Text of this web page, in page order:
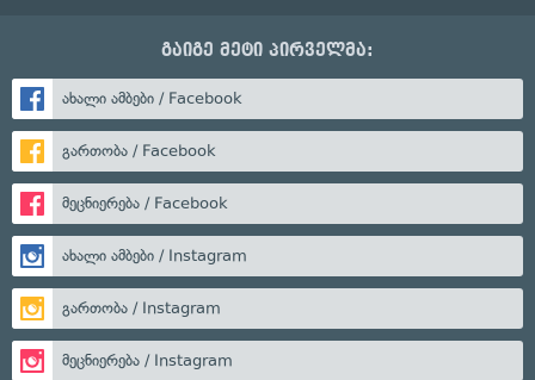
გაიგე მეტი პირველმა:
ახალი ამბები / Facebook
გართობა / Facebook
მეცნიერება / Facebook
ახალი ამბები / Instagram
გართობა / Instagram
მეცნიერება / Instagram